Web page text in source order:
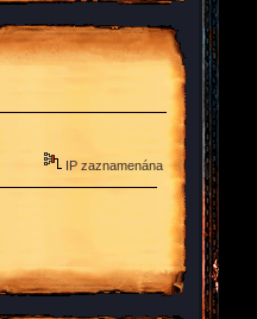
IP zaznamenána